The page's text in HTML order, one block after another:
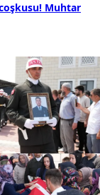
Muhtar